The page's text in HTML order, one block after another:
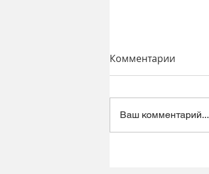
Комментарии
Ваш комментарий...